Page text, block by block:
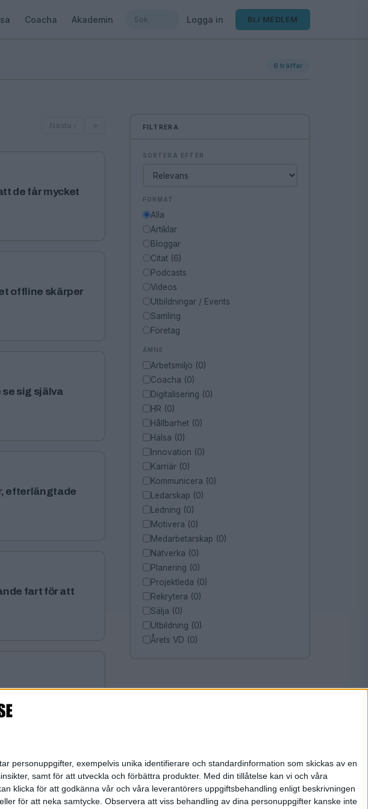
personuppgifter, exempelvis unika identifierare och standardinformation som skickas av en
samt för att utveckla och förbättra produkter. Med din tillåtelse kan vi och våra
klicka för att godkänna vår och våra leverantörers uppgiftsbehandling enligt beskrivningen
för att neka samtycke. Observera att viss behandling av dina personuppgifter kanske inte
Coacha Akademin Logga in BLI MEDLEM
6 träffar
de får mycket
offline skärper
sig själva
efterlängtade
fart för att
FILTRERA
SORTERA EFTER
FORMAT
Alla
Artiklar
Bloggar
Citat (6)
Podcasts
Videos
Utbildningar / Events
Samling
Företag
ÄMNE
Arbetsmiljö (0)
Coacha (0)
Digitalisering (0)
HR (0)
Hållbarhet (0)
Hälsa (0)
Innovation (0)
Karriär (0)
Kommunicera (0)
Ledarskap (0)
Ledning (0)
Motivera (0)
Medarbetarskap (0)
Nätverka (0)
Planering (0)
Projektleda (0)
Rekrytera (0)
Sälja (0)
Utbildning (0)
Årets VD (0)